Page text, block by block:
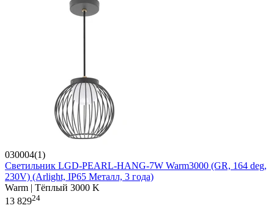
030004(1)
Светильник LGD-PEARL-HANG-7W Warm3000 (GR, 164 deg,
230V) (Arlight, IP65 Металл, 3 года)
Warm | Тёплый 3000 K
13 82924